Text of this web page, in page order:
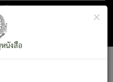
สัจ
สารบัญ×
นังสือ